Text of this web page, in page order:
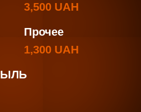
3,500 UAH
Прочее
1,300 UAH